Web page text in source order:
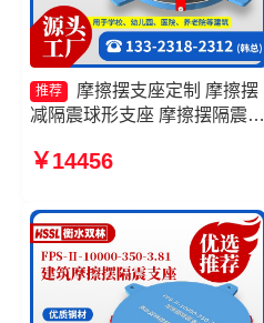
推荐
摩擦摆支座定制 摩擦摆
减隔震球形支座 摩擦摆隔震支
摩擦摆减隔震球型支座厂家
￥14456